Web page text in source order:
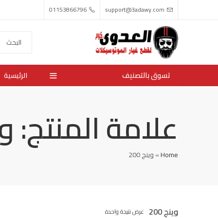
support@3adawy.com
01153866796
تسوق بالتصنيف الرئيسية
علامة المنتج:
Home
»وينج 200
وينج 200 عرض نتيجة واحدة